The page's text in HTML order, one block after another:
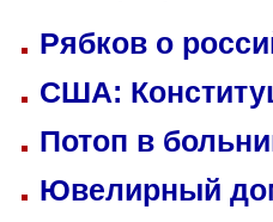
Рябков о
США:
Потоп в
Ювелирный